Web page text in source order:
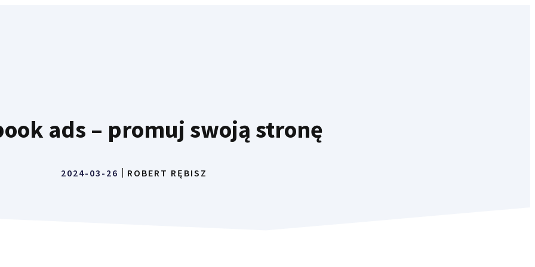
ads – promuj swoją stronę
2024-03-26 ROBERT RĘBISZ